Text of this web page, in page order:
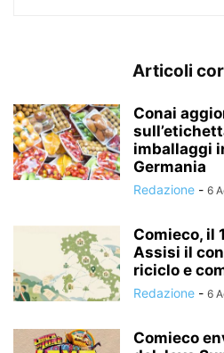
Articoli
Conai
imballaggi
Germania
Redazione - 6
Comieco, il
Assisi il
riciclo e
Redazione - 6
Comieco